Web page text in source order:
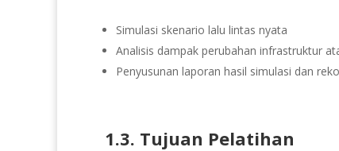
Simulasi skenario lalu lintas nyata
Analisis dampak perubahan infrastruktur
Penyusunan laporan hasil simulasi dan
1.3. Tujuan Pelatihan